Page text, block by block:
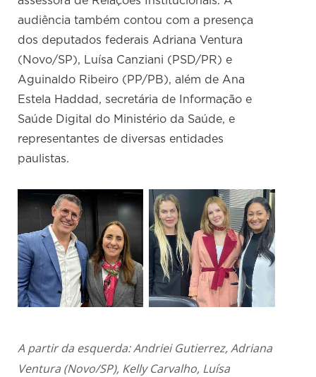
audiência também contou com a presença
dos deputados federais Adriana Ventura
(Novo/SP), Luísa Canziani (PSD/PR) e
Aguinaldo Ribeiro (PP/PB), além de Ana
Estela Haddad, secretária de Informação e
Saúde Digital do Ministério da Saúde, e
representantes de diversas entidades
paulistas.
A partir da esquerda: Andriei Gutierrez, Adriana
Ventura (Novo/SP), Kelly Carvalho, Luísa